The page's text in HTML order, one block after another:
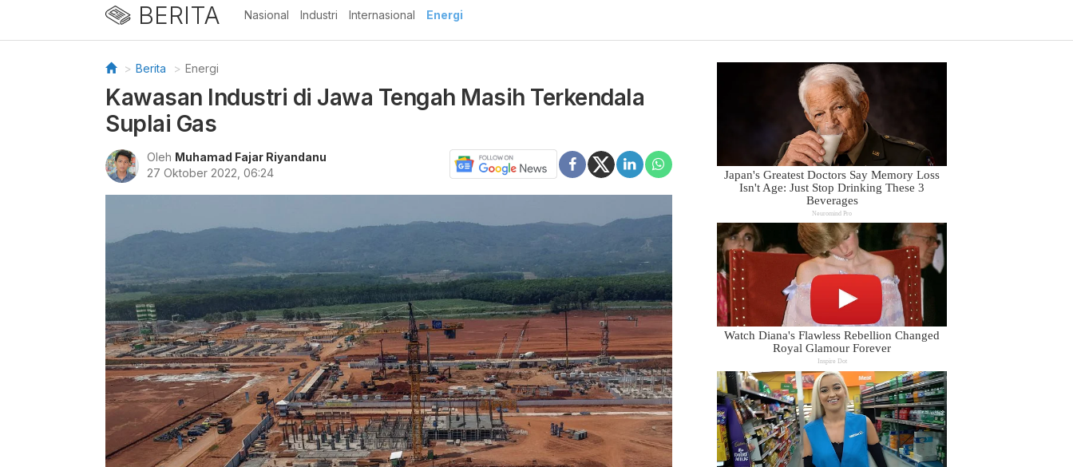
BERITA Nasional Industri Internasional Energi
Berita Energi
Kawasan Industri di Jawa Tengah Masih Terkendala
Suplai Gas
Oleh Muhamad Fajar Riyandanu
27 Oktober 2022, 06:24